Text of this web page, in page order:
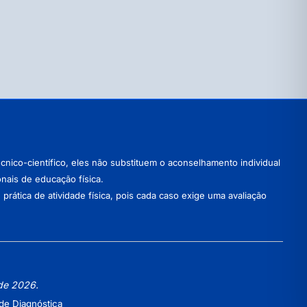
científico, eles não substituem o aconselhamento individual
de educação física.
de atividade física, pois cada caso exige uma avaliação
2026.
Diagnóstica